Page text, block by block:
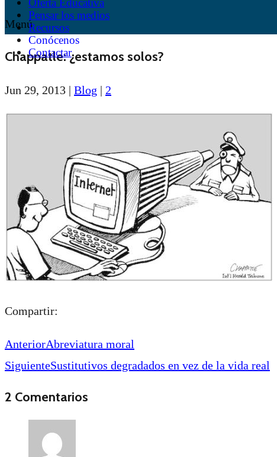
Pensar los medios
Recursos
Conócenos
Contactar
Menú
Chappatle: ¿estamos solos?
Jun 29, 2013 | Blog | 2
Compartir:
AnteriorAbreviatura moral
SiguienteSustitutivos degradados en vez de la vida real
2 Comentarios